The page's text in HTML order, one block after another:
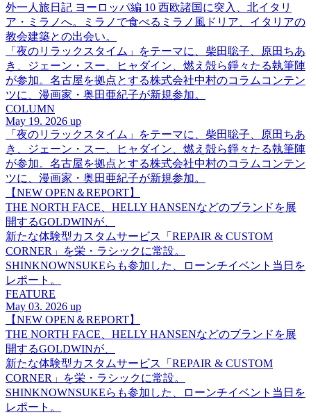
外一人旅日記 ヨーロッパ編 10 西欧諸国に突入、北イタリ
ア・ミラノへ。ミラノで食べるミラノ風ドリア、イタリアの
教会建築との出会い。
「夜のリラックスタイム」をテーマに、柴田聡子、原田ちあ
き、ジェーン・スー、ヒャダイン、燃え殻ら錚々たる執筆陣
が参加。名古屋を拠点とする株式会社中村のコラムコンテン
ツに、漫画家・奥田亜紀子が新規参加。
COLUMN
May 19. 2026 up
「夜のリラックスタイム」をテーマに、柴田聡子、原田ちあ
き、ジェーン・スー、ヒャダイン、燃え殻ら錚々たる執筆陣
が参加。名古屋を拠点とする株式会社中村のコラムコンテン
ツに、漫画家・奥田亜紀子が新規参加。
【NEW OPEN＆REPORT】
THE NORTH FACE、HELLY HANSENなどのブランドを展
開するGOLDWINが、
新たな体験型カスタムサービス「REPAIR & CUSTOM
CORNER」を栄・ラシックに常設。
SHINKNOWNSUKEらも参加した、ローンチイベント当日を
レポート。
FEATURE
May 03. 2026 up
【NEW OPEN＆REPORT】
THE NORTH FACE、HELLY HANSENなどのブランドを展
開するGOLDWINが、
新たな体験型カスタムサービス「REPAIR & CUSTOM
CORNER」を栄・ラシックに常設。
SHINKNOWNSUKEらも参加した、ローンチイベント当日を
レポート。